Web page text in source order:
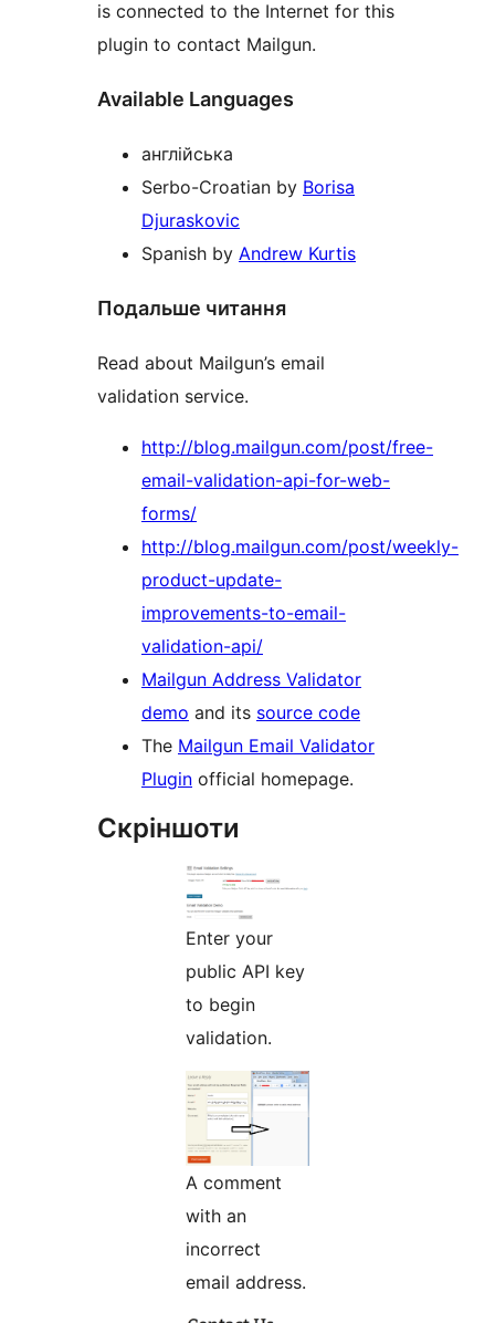
is connected to the Internet for this
plugin to contact Mailgun.
Available Languages
англійська
Serbo-Croatian by Borisa
Djuraskovic
Spanish by Andrew Kurtis
Подальше читання
Read about Mailgun’s email
validation service.
http://blog.mailgun.com/post/free-
email-validation-api-for-web-
forms/
http://blog.mailgun.com/post/weekly-
product-update-
improvements-to-email-
validation-api/
Mailgun Address Validator
demo and its source code
The Mailgun Email Validator
Plugin official homepage.
Скріншоти
Enter your
public API key
to begin
validation.
A comment
with an
incorrect
email address.